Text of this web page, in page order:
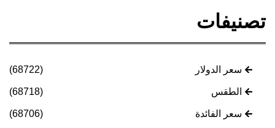
تصنيفات
سعر الدولار (68722)
الطقس (68718)
سعر الفائدة (68706)